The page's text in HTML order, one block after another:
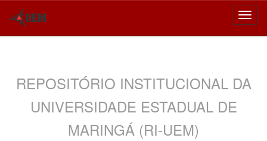
REPOSITÓRIO INSTITUCIONAL DA
UNIVERSIDADE ESTADUAL DE
MARINGÁ (RI-UEM)